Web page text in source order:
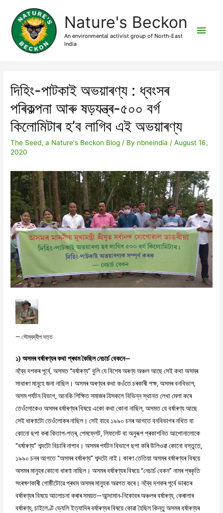
Nature's Beckon
An environmental activist group of North-East
India
দিহিং-পাটকাই অভয়াৰণ্য : ধ্বংসৰ
পৰিকল্পনা আৰু ষড়যন্ত্ৰ-৫০০ বৰ্গ
কিলোমিটাৰ হ’ব লাগিব এই অভয়াৰণ্য
The Seed, a Nature's Beckon Blog / By nbneindia /August 16,
2020
— সৌম্যদ্বীপ দত্ত
১) অসমৰ বৰ্ষাৰণ্যৰ কথা প্ৰথম কৈছিল নেচাৰ্চ বেকনে—
নব্বৈ দশকৰ পূৰ্বে, অসমত “বৰ্ষাৰণ্য’’ বুলি যে বিশেষ অৰণ্য অঞ্চল আছে সেই কথা অসমৰ
সাধাৰণ মানুহে জনা নাছিল। অসমৰ অৰণ্যৰ কথা কওঁতে চৰকাৰী পক্ষ, অসমৰ বনবিভাগ,
অসম পৰ্যটন বিভাগ, আনকি শিক্ষিত সমাজৰ যিসকলে বিভিন্ন স্থানত লেখা মেলা কৰে
তেওঁলোকেও অসমৰ বৰ্ষাৰণ্যৰ বিষয়ে একো কথা কোনা নাছিল, অসমত যে বৰ্ষাৰণ্য আছে
সেই ধাৰণাটো তেওঁলোকৰ নাছিল। সেই বাবে ১৯৯০ চনৰ আগতে বনবিভাগৰ নথিত বা
কোনো ছপা কৰা কিতাপ-পত্ৰ, পেমফ্লেট, লিফলেট বা অনুৰূপ প্ৰকাশনিত আপোনালোকে
“বৰ্ষাৰণ্য” শব্দটো বিচাৰি নাপাব। অসমৰ পৰ্যটন বিভাগে ছপা কৰি উলিওৱা কোনো বস্তুতে,
১৯৯০ চনৰ আগতে “অসমৰ বৰ্ষাৰণ্য” শব্দটো নাই। কাৰণ তেতিয়া অসমৰ বৰ্ষাৰণ্যৰ বিষয়ে
অসমৰ মানুহৰ কোনো ধাৰণা নাছিল। অসমৰ বৰ্ষাৰণ্যৰ বিষয়ে “নেচাৰ্চ বেকন” নামৰ প্ৰকৃতি
সংৰক্ষণকাৰী গোষ্ঠীটোৱে প্ৰথম অসমৰ মানুহক অৱগত কৰে। নব্বৈ দশকৰ পূৰ্বে ভাৰতৰ
বৰ্ষাৰণ্যৰ বিষয়ে আলোচনা কৰাৰ সময়ত—আন্দামান-নিকোবৰ অঞ্চলৰ বৰ্ষাৰণ্য, কেৰালাৰ
বৰ্ষাৰণ্য, চাইলেণ্ট ভ্যেলি ইত্যাদিৰ বৰ্ষাৰণ্যৰ বিষয়ে কোৱা হৈছিল কিন্তু অসমৰ বৰ্ষাৰণ্যৰ